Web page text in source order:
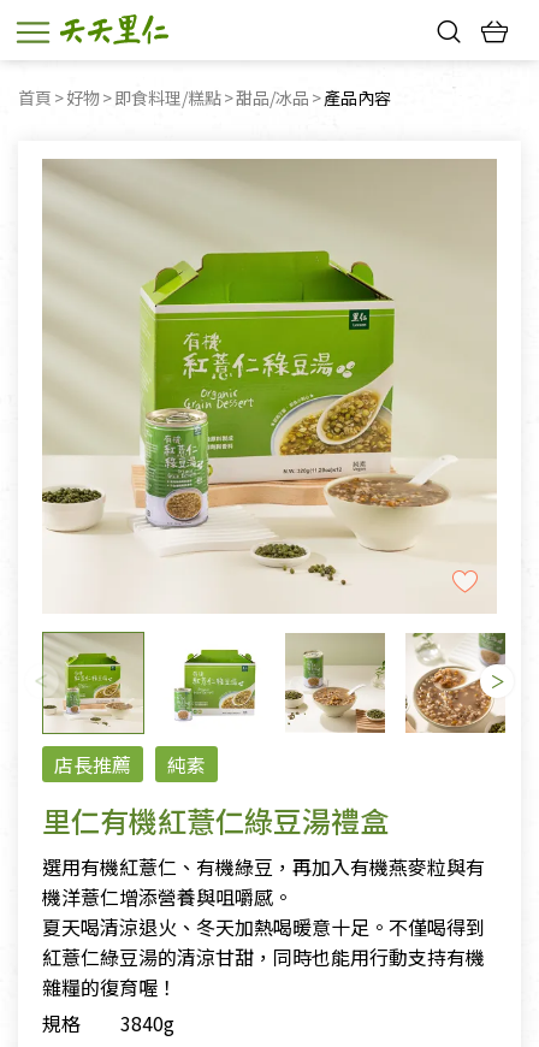
首頁 好物 即食料理/糕點 甜品/冰品 目前頁面：
產品內容
店長推薦 純素
里仁有機紅薏仁綠豆湯禮盒
選用有機紅薏仁、有機綠豆，再加入有機燕麥粒與有
機洋薏仁增添營養與咀嚼感。
夏天喝清涼退火、冬天加熱喝暖意十足。不僅喝得到
紅薏仁綠豆湯的清涼甘甜，同時也能用行動支持有機
雜糧的復育喔！
規格
3840g